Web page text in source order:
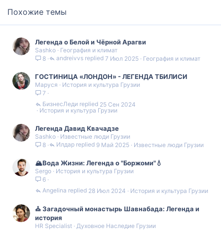
Похожие темы
Легенда о Белой и Чёрной Арагви
Sashko
География и климат
8
География и климат
7 Июл 2025
andreivvs
ГОСТИНИЦА «ЛОНДОН» - ЛЕГЕНДА ТБИЛИСИ
Маруся
История и культура Грузии
7
История и культура Грузии
25 Сен 2024
БизнесЛеди
Легенда Давид Квачадзе
Sashko
Известные люди Грузии
8
Известные люди Грузии
9 Май 2025
Илдар
🏔Вода Жизни: Легенда о "Боржоми"💧
Sergo
История и культура Грузии
6
История и культура Грузии
28 Июл 2024
Angelina
⛪️ Загадочный монастырь Шавнабада: Легенда и
история
HR Specialist
Духовное Наследие Грузии